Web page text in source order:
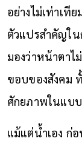
อย่างไม่เท่าเที
ตัวแปรสำคัญใ
มองว่าหน้าตาไ
ขอบของสังคม
ศักยภาพในแบบ
แม้แต่น้ำเอง ก่